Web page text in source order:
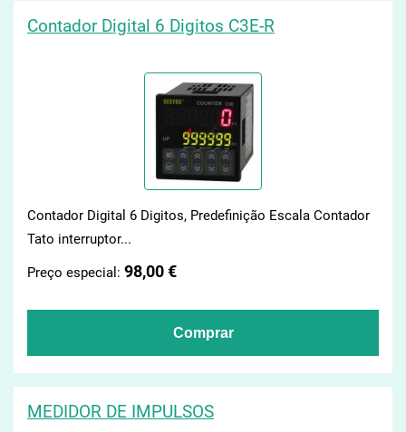
Contador Digital 6 Digitos C3E-R
Contador Digital 6 Digitos, Predefinição Escala Contador
Tato interruptor...
Preço especial: 98,00 €
MEDIDOR DE IMPULSOS